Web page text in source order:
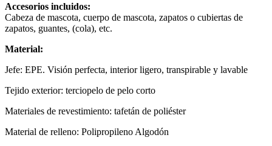
Accesorios incluidos:
Cabeza de mascota, cuerpo de mascota, zapatos o cubiertas de
zapatos, guantes, (cola), etc.
Material:
Jefe: EPE. Visión perfecta, interior ligero, transpirable y lavable
Tejido exterior: terciopelo de pelo corto
Materiales de revestimiento: tafetán de poliéster
Material de relleno: Polipropileno Algodón